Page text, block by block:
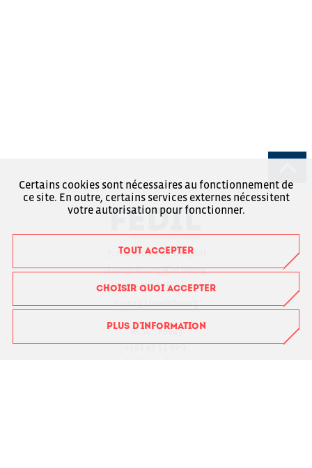
7, rue Alcide de Gasperi
Luxembourg-Kirchberg
Boîte Postale 1304
L-1013 Luxembourg
RCSL : F6043
+352 43 53 66-1
Certains cookies sont nécessaires au fonctionnement de
ce site. En outre, certains services externes nécessitent
votre autorisation pour fonctionner.
TOUT ACCEPTER
CHOISIR QUOI ACCEPTER
PLUS D'INFORMATION